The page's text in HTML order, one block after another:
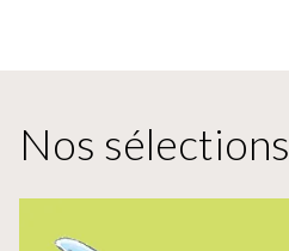
Nos sélections